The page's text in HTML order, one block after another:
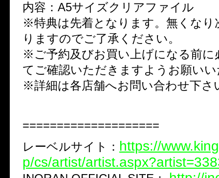
内容：A5サイズクリアファイル
※特典は先着となります。無くなり
りますのでご了承ください。
※ご予約及びお買い上げになる前に
てご確認いただきますようお願い
※詳細は各店舗へお問い合わせ下さ
====================
レーベルサイト： https://
p/cs/artist/